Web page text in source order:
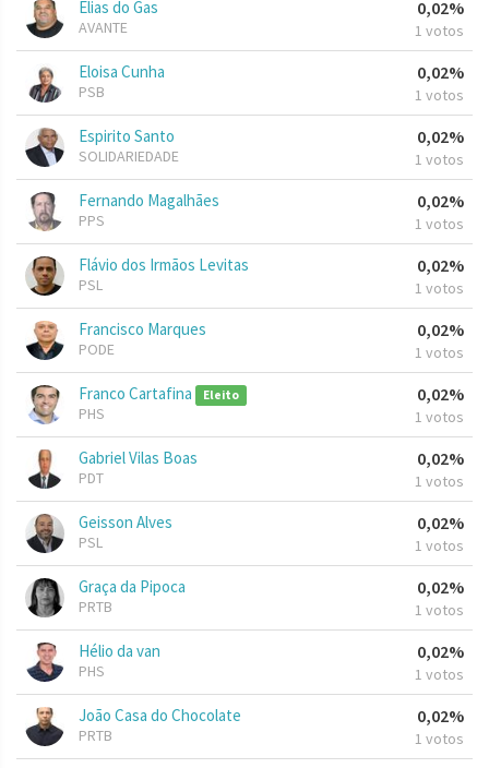
Elias do Gas
AVANTE
0,02%
1 votos
Eloisa Cunha
PSB
0,02%
1 votos
Espirito Santo
SOLIDARIEDADE
0,02%
1 votos
Fernando Magalhães
PPS
0,02%
1 votos
Flávio dos Irmãos Levitas
PSL
0,02%
1 votos
Francisco Marques
PODE
0,02%
1 votos
Franco Cartafina Eleito
PHS
0,02%
1 votos
Gabriel Vilas Boas
PDT
0,02%
1 votos
Geisson Alves
PSL
0,02%
1 votos
Graça da Pipoca
PRTB
0,02%
1 votos
Hélio da van
PHS
0,02%
1 votos
João Casa do Chocolate
PRTB
0,02%
1 votos